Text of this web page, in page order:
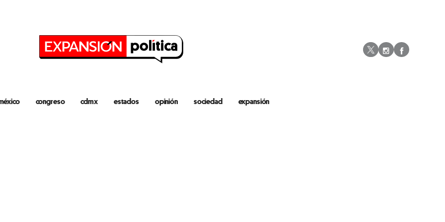
Instagram
congreso cdmx estados opinión sociedad expansión